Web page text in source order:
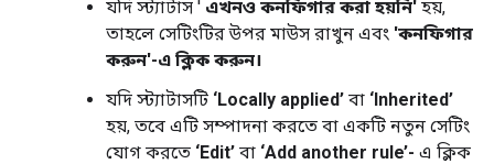
যদি স্ট্যাটাস ' এখনও কনফিগার করা হয়নি' হয়,
তাহলে সেটিংটির উপর মাউস রাখুন এবং 'কনফিগার
করুন'-এ ক্লিক করুন।
যদি স্ট্যাটাসটি ‘Locally applied’ বা ‘Inherited’
হয়, তবে এটি সম্পাদনা করতে বা একটি নতুন সেটিং
যোগ করতে ‘Edit’ বা ‘Add another rule’- এ ক্লিক